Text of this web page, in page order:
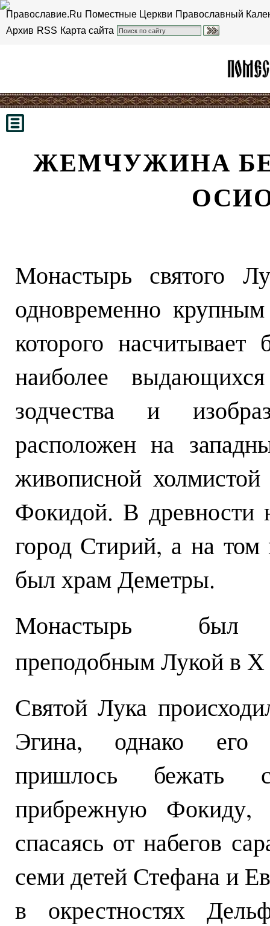
Православие.Ru Поместные Церкви Православный
Архив RSS Карта сайта
ЖЕМЧУЖИНА
Монастырь святого
одновременно
которого
наиболее
зодчества и
расположен на
живописной
Фокидой. В древности
город Стирий, а на том
был храм Деметры.
Монастырь был
преподобным Лукой в Х
Святой Лука
Эгина, однако его
пришлось бежать
прибрежную
спасаясь от набегов
семи детей Стефана и
в окрестностях